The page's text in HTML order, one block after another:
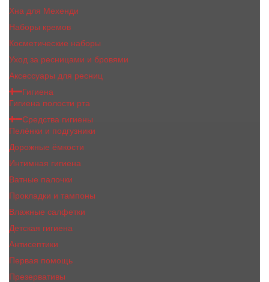
Хна для Мехенди
Наборы кремов
Косметические наборы
Уход за ресницами и бровями
Аксессуары для ресниц
Гигиена
Гигиена полости рта
Средства гигиены
Пелёнки и подгузники
Дорожные ёмкости
Интимная гигиена
Ватные палочки
Прокладки и тампоны
Влажные салфетки
Детская гигиена
Антисептики
Первая помощь
Презервативы